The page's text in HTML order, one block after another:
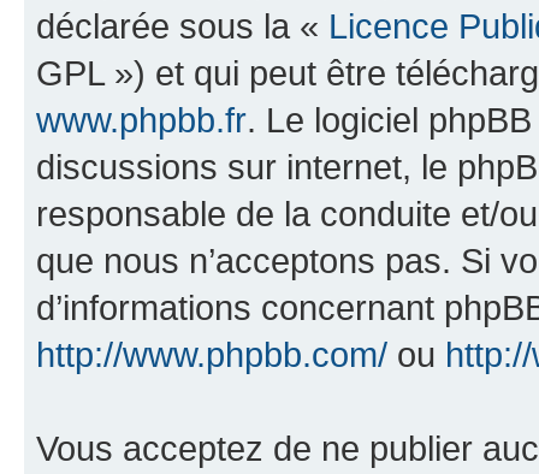
déclarée sous la « Licence
GPL ») et qui peut être
www.phpbb.fr. Le logiciel
discussions sur internet, le
responsable de la conduite et/
que nous n’acceptons pas. Si
d’informations concernant
http://www.phpbb.com/ ou
Vous acceptez de ne publier